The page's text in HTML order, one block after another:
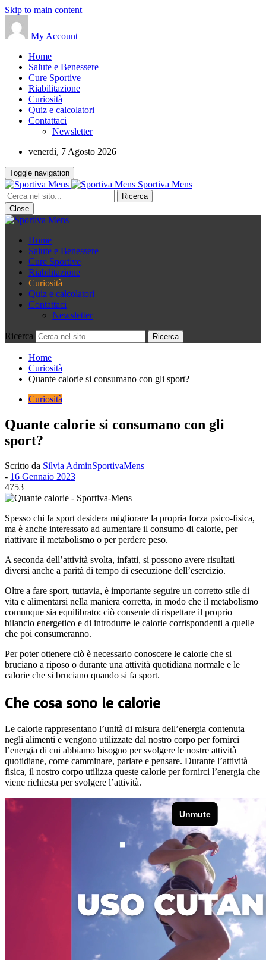
Skip to main content
My Account
Home
Salute e Benessere
Cure Sportive
Riabilitazione
Curiosità
Quiz e calcolatori
Contattaci
Newsletter
venerdì, 7 Agosto 2026
Toggle navigation
Sportiva Mens
Close
Home
Salute e Benessere
Cure Sportive
Riabilitazione
Curiosità
Quiz e calcolatori
Contattaci
Newsletter
Ricerca
Home
Curiosità
Quante calorie si consumano con gli sport?
Curiosità
Quante calorie si consumano con gli
sport?
Scritto da Silvia AdminSportivaMens
- 16 Gennaio 2023
4753
Spesso chi fa sport desidera migliorare la propria forza psico-fisica,
ma è anche interessato ad aumentare il consumo di calorie, per
riattivare il metabolismo o per perdere peso.
A seconda dell’attività svolta, infatti, si possono avere risultati
diversi anche a parità di tempo di esecuzione dell’esercizio.
Oltre a fare sport, tuttavia, è importante seguire un corretto stile di
vita e alimentarsi nella maniera corretta, in modo che il metabolismo
comunque sia equilibrato: ciò consente di rispettare il proprio
bilancio energetico e di introdurre le calorie corrispondenti a quelle
che poi consumeranno.
Per poter ottenere ciò è necessario conoscere le calorie che si
bruciano a riposo o durante una attività quotidiana normale e le
calorie che si bruciano quando si fa sport.
Che cosa sono le calorie
Le calorie rappresentano l’unità di misura dell’energia contenuta
negli alimenti e vengono utilizzate dal nostro corpo per fornirci
l’energia di cui abbiamo bisogno per svolgere le nostre attività
quotidiane, come camminare, parlare e pensare. Durante l’attività
fisica, il nostro corpo utilizza queste calorie per fornirci l’energia che
viene richiesta per svolgere l’attività.